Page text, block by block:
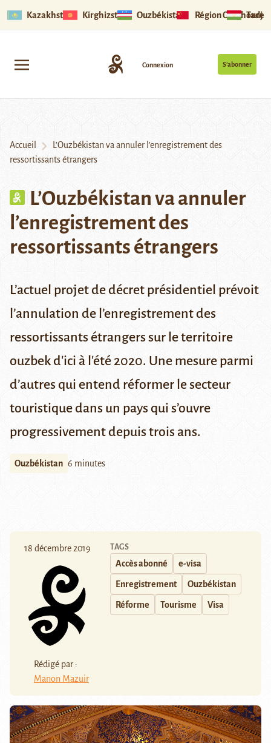
Kazakhstan Kirghizstan Ouzbékistan Région Ouïghoure
S’abonner
Connexion
Accueil
L’Ouzbékistan va annuler l’enregistrement des
ressortissants étrangers
L’Ouzbékistan va annuler
l’enregistrement des
ressortissants étrangers
L’actuel projet de décret présidentiel prévoit
l’annulation de l’enregistrement des
ressortissants étrangers sur le territoire
ouzbek d'ici à l'été 2020. Une mesure parmi
d’autres qui entend réformer le secteur
touristique dans un pays qui s’ouvre
progressivement depuis trois ans.
Ouzbékistan 6 minutes
18 décembre 2019
Rédigé par :
Manon Mazuir
TAGS
Accès abonné e-visa
Enregistrement Ouzbékistan
Réforme Tourisme Visa